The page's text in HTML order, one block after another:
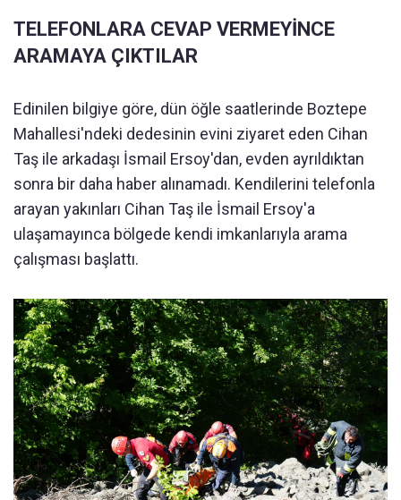
TELEFONLARA CEVAP VERMEYİNCE
ARAMAYA ÇIKTILAR
Edinilen bilgiye göre, dün öğle saatlerinde Boztepe
Mahallesi'ndeki dedesinin evini ziyaret eden Cihan
Taş ile arkadaşı İsmail Ersoy'dan, evden ayrıldıktan
sonra bir daha haber alınamadı. Kendilerini telefonla
arayan yakınları Cihan Taş ile İsmail Ersoy'a
ulaşamayınca bölgede kendi imkanlarıyla arama
çalışması başlattı.